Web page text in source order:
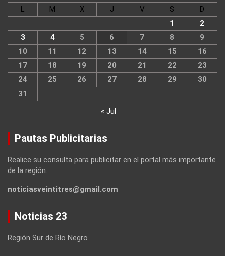
L M X J V S
D
1
2
3
4 5 6 7 8
9
10
11 12 13 14 15
16
17
18 19 20 21 22
23
24
25 26 27 28 29
30
31
« Jul
Pautas Publicitarias
Realice su consulta para publicitar en el portal más importante
de la región.
noticiasveintitres@gmail.com
Noticias 23
Región Sur de Río Negro